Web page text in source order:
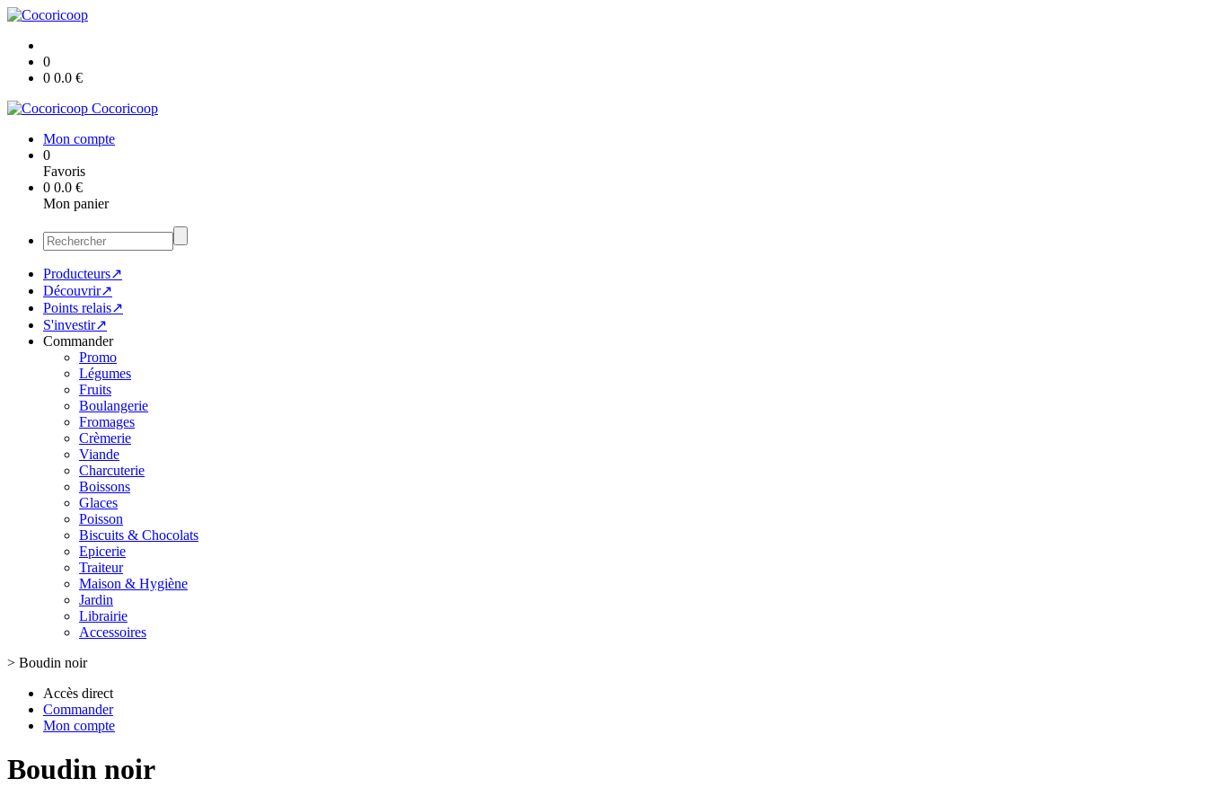
0
0 0.0 €
Cocoricoop
Mon compte
0
Favoris
0 0.0 €
Mon panier
Producteurs↗
Découvrir↗
Points relais↗
S'investir↗
Commander
Promo
Légumes
Fruits
Boulangerie
Fromages
Crèmerie
Viande
Charcuterie
Boissons
Glaces
Poisson
Biscuits & Chocolats
Epicerie
Traiteur
Maison & Hygiène
Jardin
Librairie
Accessoires
> Boudin noir
Accès direct
Commander
Mon compte
Boudin noir